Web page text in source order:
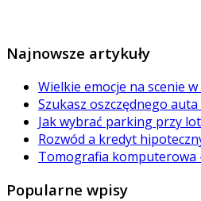
Najnowsze artykuły
Wielkie emocje na scenie
Szukasz oszczędnego
Jak wybrać parking przy
Rozwód a kredyt
Tomografia komputerowa
Popularne wpisy